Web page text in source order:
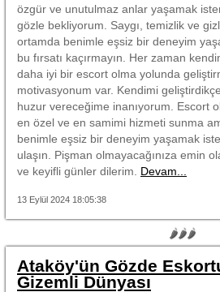
özgür ve unutulmaz anlar yaşamak
gözle bekliyorum. Saygı, temizlik ve
ortamda benimle eşsiz bir deneyim
bu fırsatı kaçırmayın. Her zaman
daha iyi bir escort olma yolunda
motivasyonum var. Kendimi
huzur vereceğime inanıyorum. Escort
en özel ve en samimi hizmeti sunma
benimle eşsiz bir deneyim yaşamak
ulaşın. Pişman olmayacağınıza emin
ve keyifli günler dilerim. Devam...
13 Eylül 2024 18:05:38
🌶🌶🌶
Ataköy'ün Gözde
Gizemli Dünyası